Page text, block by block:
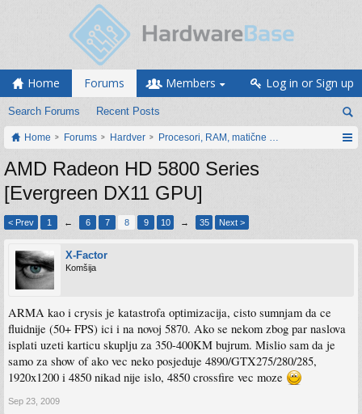
Home Forums
Search Forums Recent Posts
Members Log in or Sign up
Home Forums Hardver Procesori, RAM, matične ploče i grafičke
AMD Radeon HD 5800 Series
[Evergreen DX11 GPU]
< Prev 1 ← 6 7 8 9 10 → 35 Next >
X-Factor
Komšija
ARMA kao i crysis je katastrofa optimizacija, cisto sumnjam da ce
fluidnije (50+ FPS) ici i na novoj 5870. Ako se nekom zbog par naslova
isplati uzeti karticu skuplju za 350-400KM bujrum. Mislio sam da je
samo za show of ako vec neko posjeduje 4890/GTX275/280/285,
1920x1200 i 4850 nikad nije islo, 4850 crossfire vec moze
Sep 23, 2009